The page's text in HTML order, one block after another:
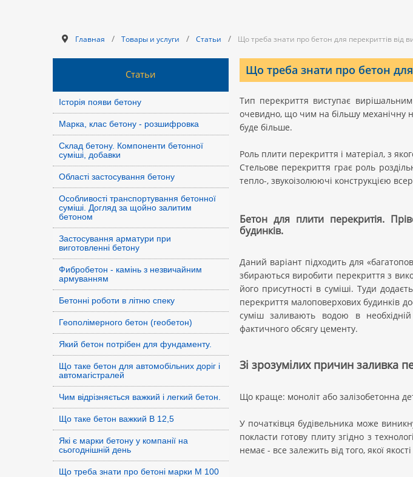
Главная / Товары и услуги / Статьи / Що треба знати про бетон для перекриттів від
Статьи
Історія появи бетону
Марка, клас бетону - розшифровка
Склад бетону. Компоненти бетонної
суміші, добавки
Області застосування бетону
Особливості транспортування бетонної
суміші. Догляд за щойно залитим
бетоном
Застосування арматури при
виготовленні бетону
Фибробетон - камінь з незвичайним
армуванням
Бетонні роботи в літню спеку
Геополімерного бетон (геобетон)
Який бетон потрібен для фундаменту.
Що таке бетон для автомобільних доріг і
автомагістралей
Чим відрізняється важкий і легкий бетон.
Що таке бетон важкий В 12,5
Які є марки бетону у компанії на
сьогоднішній день
Що треба знати про бетоні марки М 100
Що треба знати про бетон
Тип перекриття виступає
очевидно, що чим на більшу механічну
буде більше.
Роль плити перекриття і матеріал, з
Стельове перекриття грає роль
тепло-, звукоізолюючі конструкцією
Бетон для плити перекритія.
будинків.
Даний варіант підходить для
збираються виробити перекриття з
його присутності в суміші. Туди
перекриття малоповерхових будинків
суміш заливають водою в необхідній
фактичного обсягу цементу.
Зі зрозумілих причин заливка
Що краще: моноліт або залізобетонна
У початківця будівельника може
покласти готову плиту згідно з
немає - все залежить від того, якої